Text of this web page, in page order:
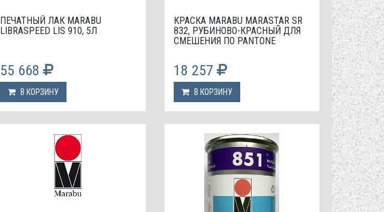
ПЕЧАТНЫЙ ЛАК МАRABU
LIBRASPEED LIS 910, 5Л
55 668
В КОРЗИНУ
КРАСКА МАRABU MARASTAR SR
832, РУБИНОВО-КРАСНЫЙ ДЛЯ
СМЕШЕНИЯ ПО PANTONE
18 257
В КОРЗИНУ